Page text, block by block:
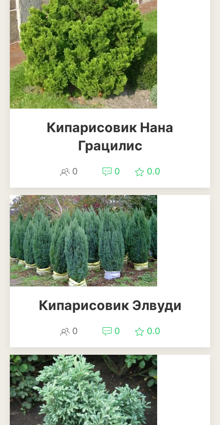
Анемона
Астильба
Астра
Бархатцы
Гейхера
Георгины
Декоративная капуста
Декоративный лук
Дельфиниум
Ипомея
Крокус
Лапчатка
Лилейник
Лилии
Кипарисовик Нана
Грацилис
0 0 0.0
Кипарисовик Элвуди
0 0 0.0